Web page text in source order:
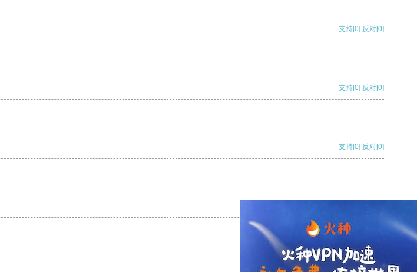
支持[0] 反对[0]
支持[0] 反对[0]
支持[0] 反对[0]
支持 [0] 反对 [0]